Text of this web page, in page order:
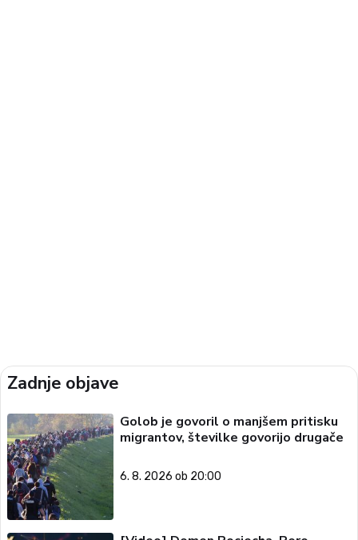
Zadnje objave
Golob je govoril o manjšem pritisku
migrantov, številke govorijo drugače
6. 8. 2026 ob 20:00